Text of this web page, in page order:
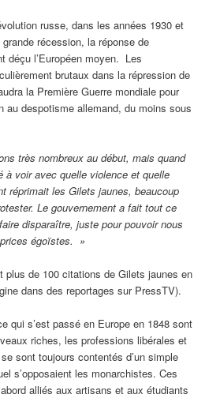
russe, dans les années 1930 et
récession, la réponse de
déçu l’Européen moyen. Les
brutaux dans la répression de
la Première Guerre mondiale pour
au despotisme allemand, du moins sous
très nombreux au début, mais quand
à voir avec quelle violence et quelle
réprimait les Gilets jaunes, beaucoup
Le gouvernement a fait tout ce
disparaître, juste pour pouvoir nous
égoïstes. »
plus de 100 citations de Gilets jaunes en
dans des reportages sur PressTV).
qui s’est passé en Europe en 1848 sont
riches, les professions libérales et
sont toujours contentés d’un simple
s’opposaient les monarchistes. Ces
alliés aux artisans et aux étudiants